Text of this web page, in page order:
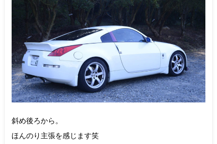
斜め後ろから。
ほんのり主張を感じます笑